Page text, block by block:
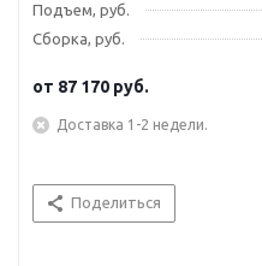
Подъем, руб.
Сборка, руб.
от 87 170 руб.
Доставка 1-2 недели.
Поделиться